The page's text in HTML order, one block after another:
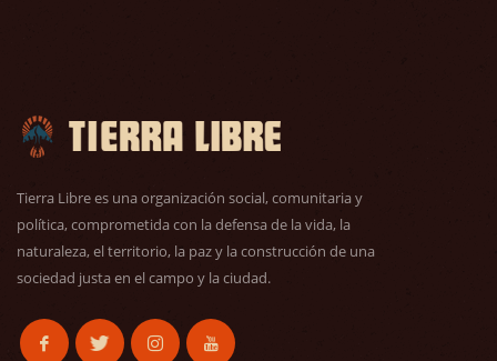
Tierra Libre es una organización social, comunitaria y
política, comprometida con la defensa de la vida, la
naturaleza, el territorio, la paz y la construcción de una
sociedad justa en el campo y la ciudad.